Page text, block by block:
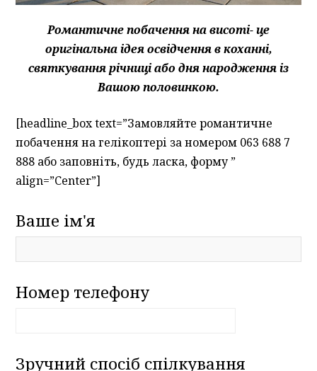
Романтичне побачення на висоті- це
оригінальна ідея освідчення в коханні,
святкування річниці або дня народження із
Вашою половинкою.
[headline_box text=”Замовляйте романтичне
побачення на гелікоптері за номером 063 688 7
888 або заповніть, будь ласка, форму ”
align=”Center”]
Ваше ім'я
Номер телефону
Зручний спосіб спілкування